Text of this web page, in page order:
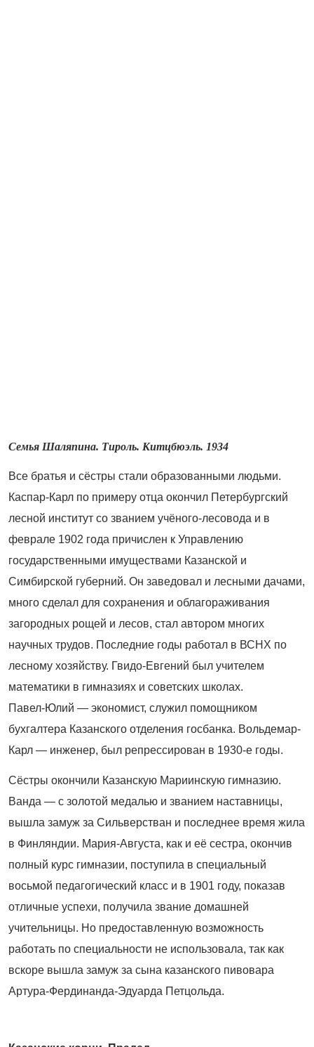
Семья Шаляпина. Тироль. Китцбюэль. 1934
Все братья и сёстры стали образованными людьми.
Каспар-Карл по примеру отца окончил Петербургский
лесной институт со званием учёного-лесовода и в
феврале 1902 года причислен к Управлению
государственными имуществами Казанской и
Симбирской губерний. Он заведовал и лесными дачами,
много сделал для сохранения и облагораживания
загородных рощей и лесов, стал автором многих
научных трудов. Последние годы работал в ВСНХ по
лесному хозяйству. Гвидо-Евгений был учителем
математики в гимназиях и советских школах.
Павел‑Юлий — экономист, служил помощником
бухгалтера Казанского отделения госбанка. Вольдемар-
Карл — инженер, был репрессирован в 1930-е годы.
Сёстры окончили Казанскую Мариинскую гимназию.
Ванда — с золотой медалью и званием наставницы,
вышла замуж за Сильверстван и последнее время жила
в Финляндии. Мария-Августа, как и её сестра, окончив
полный курс гимназии, поступила в специальный
восьмой педагогический класс и в 1901 году, показав
отличные успехи, получила звание домашней
учительницы. Но предоставленную возможность
работать по специальности не использовала, так как
вскоре вышла замуж за сына казанского пивовара
Артура‑Фердинанда-Эдуарда Петцольда.